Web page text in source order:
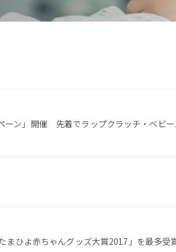
ーン」開催 先着でラップクラッチ・ベビ
ひよ赤ちゃんグッズ大賞2017」を最多受